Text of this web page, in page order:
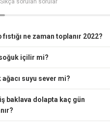
Sıkça sorulan sorular
fıstığı ne zaman toplanır 2022?
soğuk içilir mi?
ağacı suyu sever mi?
baklava dolapta kaç gün